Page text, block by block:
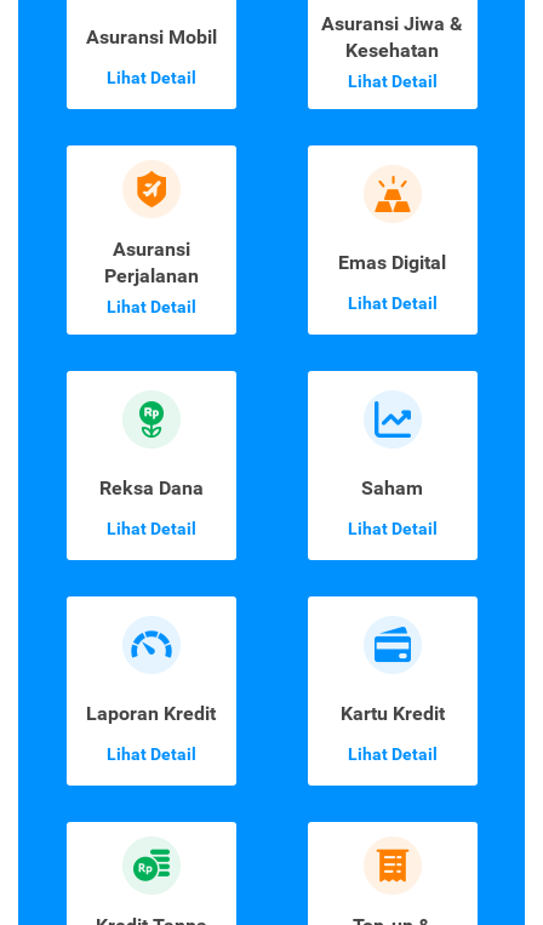
Asuransi Mobil
Lihat Detail
Asuransi Jiwa &
Kesehatan
Lihat Detail
Asuransi
Perjalanan
Lihat Detail
Emas Digital
Lihat Detail
Reksa Dana
Lihat Detail
Saham
Lihat Detail
Laporan Kredit
Lihat Detail
Kartu Kredit
Lihat Detail